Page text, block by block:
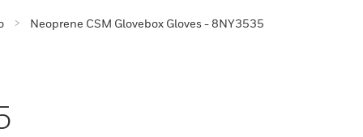
Neoprene CSM Glovebox Gloves - 8NY3535